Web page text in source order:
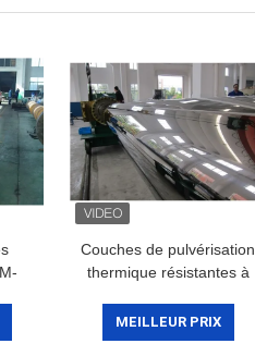
Couches de pulvérisation
thermique résistantes à
piston OEM HVOF
MEILLEUR PRIX